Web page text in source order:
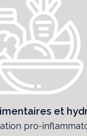
et
pro-